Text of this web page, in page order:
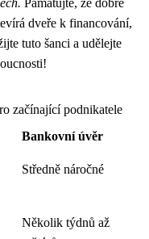
Pamatujte, že dobře
dveře k financování,
tuto šanci a udělejte
začínající podnikatele
Bankovní úvěr
Středně náročné
Několik týdnů až